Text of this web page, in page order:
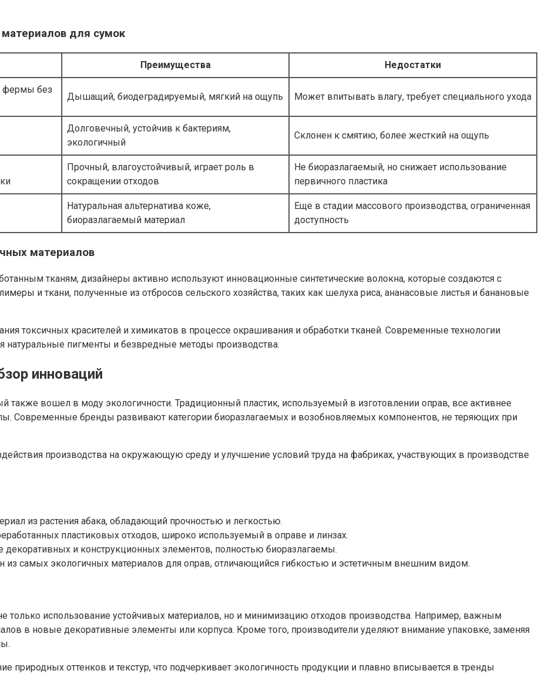
для сумок
Преимущества Недостатки
фермы без
Дышащий, биодеградируемый, мягкий на ощупь Может впитывать влагу, требует специального ухода
Долговечный, устойчив к бактериям,
экологичный
Склонен к смятию, более жесткий на ощупь
Прочный, влагоустойчивый, играет роль в
сокращении отходов
Не биоразлагаемый, но снижает использование
первичного пластика
Натуральная альтернатива коже,
биоразлагаемый материал
Еще в стадии массового производства, ограниченная
доступность
материалов
тканям, дизайнеры активно используют инновационные синтетические волокна, которые создаются с
и ткани, полученные из отбросов сельского хозяйства, таких как шелуха риса, ананасовые листья и банановые
токсичных красителей и химикатов в процессе окрашивания и обработки тканей. Современные технологии
натуральные пигменты и безвредные методы производства.
инноваций
также вошел в моду экологичности. Традиционный пластик, используемый в изготовлении оправ, все активнее
Современные бренды развивают категории биоразлагаемых и возобновляемых компонентов, не теряющих при
производства на окружающую среду и улучшение условий труда на фабриках, участвующих в производстве
из растения абака, обладающий прочностью и легкостью.
пластиковых отходов, широко используемый в оправе и линзах.
декоративных и конструкционных элементов, полностью биоразлагаемы.
из самых экологичных материалов для оправ, отличающийся гибкостью и эстетичным внешним видом.
только использование устойчивых материалов, но и минимизацию отходов производства. Например, важным
в новые декоративные элементы или корпуса. Кроме того, производители уделяют внимание упаковке, заменяя
оттенков и текстур, что подчеркивает экологичность продукции и плавно вписывается в тренды